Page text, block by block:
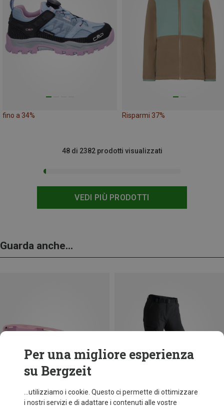
fino a 34% Risparmi 37%
VEDI PIÙ PRODOTTI
48 di 2382 prodotti visualizzati
Guarda anche...
Per una migliore esperienza
su Bergzeit
...utilizziamo i cookie. Questo ci permette di ottimizzare
i nostri servizi e di adattare i contenuti alle vostre